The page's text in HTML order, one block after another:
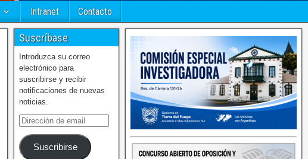
Intranet Contacto
Suscríbase
Introduzca su correo
electrónico para
suscribirse y recibir
notificaciones de nuevas
noticias.
Suscribirse